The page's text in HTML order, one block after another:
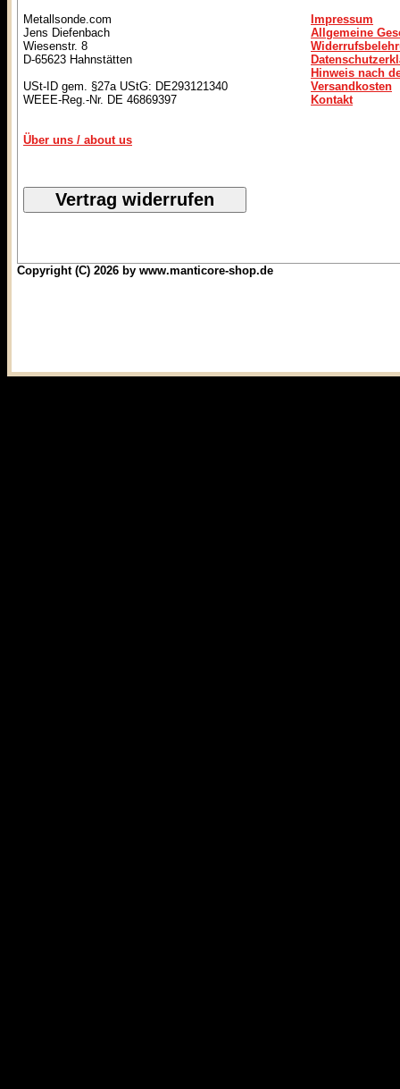
Metallsonde.com
Jens Diefenbach
Wiesenstr. 8
D-65623 Hahnstätten
USt-ID gem. §27a UStG: DE293121340
WEEE-Reg.-Nr. DE 46869397
Über uns / about us
Impressum
Allgemeine
Hinweis nach
Versandkosten
Kontakt
Copyright (C) 2026 by www.manticore-shop.de